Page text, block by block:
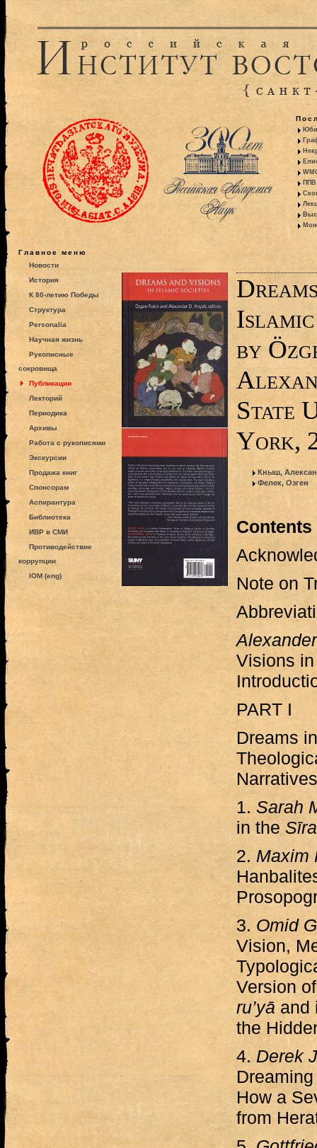
ППВ
Главное меню
Новости
История
К 80-летию Победы
Структура
Personalia
Научная жизнь
Рукописные
сокровища
Публикации
Лекторий
Периодика
Архивы
Работа с рукописями
Экскурсии
Продажа книг
Спонсорам
Аспирантура
Библиотека
ИВР в СМИ
Противодействие
коррупции
IOM (eng)
by
State
York,
Кныш,
Фелек, Озген
Contents
Note on
Visions
PART I
Dreams
1. Sarah
in the Sīra
2. Maxim
3. Omid
Vision,
Version
ru’yā and
the
4. Derek
How a
from